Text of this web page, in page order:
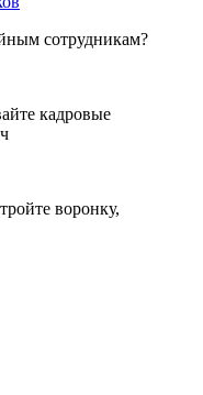
сотрудникам?
кадровые
воронку,